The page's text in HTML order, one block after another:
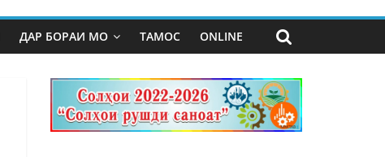
ДАР БОРАИ МО ТАМОС ONLINE